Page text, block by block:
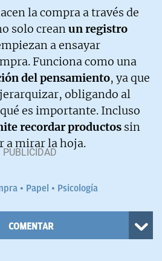
la compra a través de
solo crean un registro
a ensayar
Funciona como una
del pensamiento, ya que
obligando al
es importante. Incluso
recordar productos sin
a mirar la hoja.
Papel Psicología
COMENTAR